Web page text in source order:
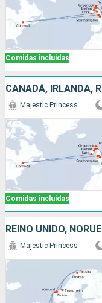
Comidas incluidas
CANADÁ, IRLANDA,
Comidas incluidas
Majestic Princess
REINO UNIDO,
Majestic Princess